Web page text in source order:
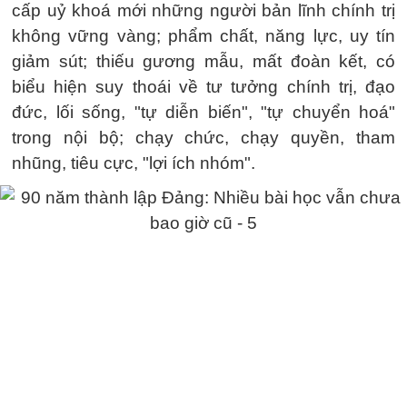
cấp uỷ khoá mới những người bản lĩnh chính trị
không vững vàng; phẩm chất, năng lực, uy tín
giảm sút; thiếu gương mẫu, mất đoàn kết, có
biểu hiện suy thoái về tư tưởng chính trị, đạo
đức, lối sống, "tự diễn biến", "tự chuyển hoá"
trong nội bộ; chạy chức, chạy quyền, tham
nhũng, tiêu cực, "lợi ích nhóm".